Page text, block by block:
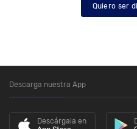
Quiero ser
Descarga nuestra App
Descárgala en